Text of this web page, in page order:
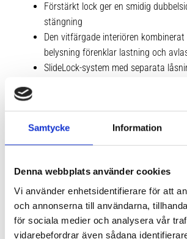
Samtycke Information
Denna webbplats använder cookies
Vi använder enhetsidentifierare för att
och annonserna till användarna,
för sociala medier och analysera vår
vidarebefordrar även sådana
Förstärkt lock ger en smidig
stängning
Den vitfärgade interiören kombinerat
belysning förenklar lastning och
SlideLock-system med separata
öppningsfunktioner som låser locket
Lätt att montera tack vare
Den integrerade momentindikatorn
rätt monterad, vilket gör
Full åtkomst till bagageutrymmet
i vägen tack vare dess framskjutna
Inklusive Thule Box Lid Cover som
boxen mot repor och damm vid